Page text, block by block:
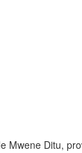
Mwene Ditu,